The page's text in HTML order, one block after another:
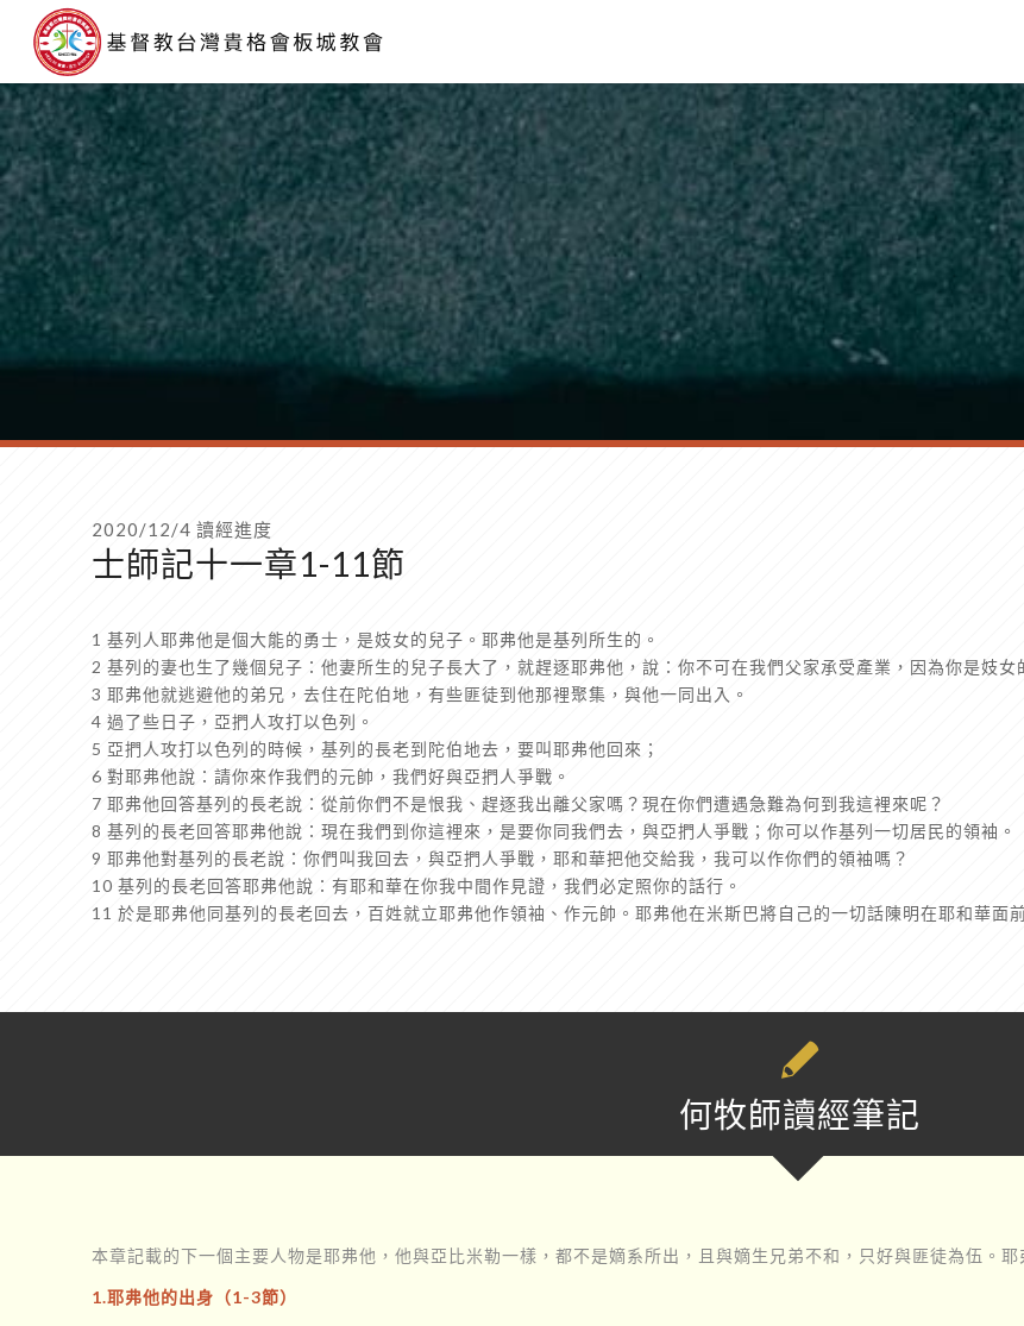
2020/12/4 讀經進度
士師記十一章1-11節
1 基列人耶弗他是個大能的勇士，是妓女的兒子。耶弗他是基列所生的。
2 基列的妻也生了幾個兒子：他妻所生的兒子長大了，就趕逐耶弗他，說：你不可在我們父家承受產業，因為你是妓女
3 耶弗他就逃避他的弟兄，去住在陀伯地，有些匪徒到他那裡聚集，與他一同出入。
4 過了些日子，亞捫人攻打以色列。
5 亞捫人攻打以色列的時候，基列的長老到陀伯地去，要叫耶弗他回來；
6 對耶弗他說：請你來作我們的元帥，我們好與亞捫人爭戰。
7 耶弗他回答基列的長老說：從前你們不是恨我、趕逐我出離父家嗎？現在你們遭遇急難為何到我這裡來呢？
8 基列的長老回答耶弗他說：現在我們到你這裡來，是要你同我們去，與亞捫人爭戰；你可以作基列一切居民的領袖。
9 耶弗他對基列的長老說：你們叫我回去，與亞捫人爭戰，耶和華把他交給我，我可以作你們的領袖嗎？
10 基列的長老回答耶弗他說：有耶和華在你我中間作見證，我們必定照你的話行。
11 於是耶弗他同基列的長老回去，百姓就立耶弗他作領袖、作元帥。耶弗他在米斯巴將自己的一切話陳明在耶和華面前
何牧師讀經筆記
本章記載的下一個主要人物是耶弗他，他與亞比米勒一樣，都不是嫡系所出，且與嫡生兄弟不和，只好與匪徒為伍。
1.耶弗他的出身（1-3節）